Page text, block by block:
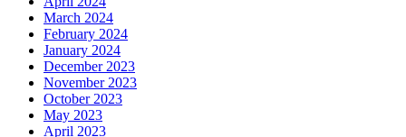
March 2024
February 2024
January 2024
December 2023
November 2023
October 2023
May 2023
April 2023